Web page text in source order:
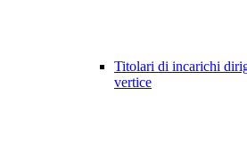
Titolari di incarichi
vertice